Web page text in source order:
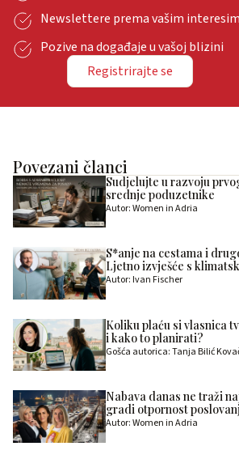
Newslettere prema vašim
Pozive na događaje u vašoj blizini
Registrirajte se
Povezani članci
Sudjelujte u razvoju
srednje poduzetnike
Autor: Women in Adria
S*anje na cestama i
Ljetno izvješće s
Autor: Ivan Fischer
Koliku plaću si vlasnica
i kako to planirati?
Gošća autorica: Tanja Bilić
Nabava danas ne traži
gradi otpornost
Autor: Women in Adria